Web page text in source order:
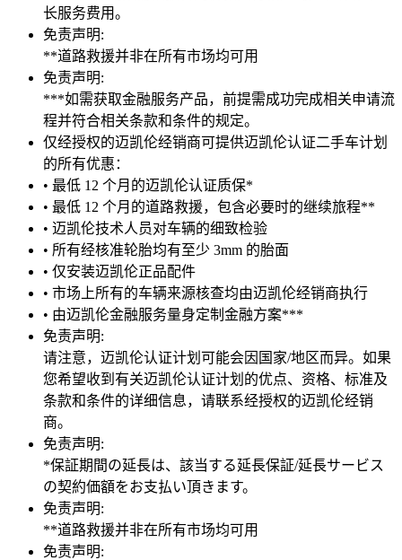
长服务费用。
免责声明:
**道路救援并非在所有市场均可用
免责声明:
***如需获取金融服务产品，前提需成功完成相关申请流
程并符合相关条款和条件的规定。
仅经授权的迈凯伦经销商可提供迈凯伦认证二手车计划
的所有优惠：
• 最低 12 个月的迈凯伦认证质保*
• 最低 12 个月的道路救援，包含必要时的继续旅程**
• 迈凯伦技术人员对车辆的细致检验
• 所有经核准轮胎均有至少 3mm 的胎面
• 仅安装迈凯伦正品配件
• 市场上所有的车辆来源核查均由迈凯伦经销商执行
• 由迈凯伦金融服务量身定制金融方案***
免责声明:
请注意，迈凯伦认证计划可能会因国家/地区而异。如果
您希望收到有关迈凯伦认证计划的优点、资格、标准及
条款和条件的详细信息，请联系经授权的迈凯伦经销
商。
免责声明:
*保証期間の延長は、該当する延長保証/延長サービス
の契約価額をお支払い頂きます。
免责声明:
**道路救援并非在所有市场均可用
免责声明: